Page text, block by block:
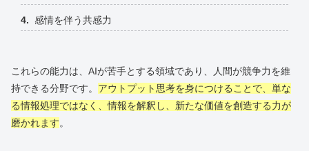
感情を伴う共感力
これらの能力は、AIが苦手とする領域であり、人間が競争力を維
持できる分野です。 アウトプット思考を身につけることで、単な
る情報処理ではなく、情報を解釈し、新たな価値を創造する力が
磨かれます。